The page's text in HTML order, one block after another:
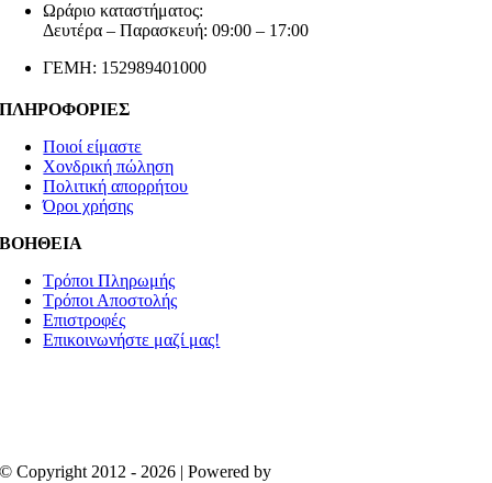
Ωράριο καταστήματος:
Δευτέρα – Παρασκευή: 09:00 – 17:00
ΓΕΜΗ: 152989401000
ΠΛΗΡΟΦΟΡΙΕΣ
Ποιοί είμαστε
Χονδρική πώληση
Πολιτική απορρήτου
Όροι χρήσης
ΒΟΗΘΕΙΑ
Τρόποι Πληρωμής
Τρόποι Αποστολής
Επιστροφές
Επικοινωνήστε μαζί μας!
© Copyright 2012 - 2026 | Powered by